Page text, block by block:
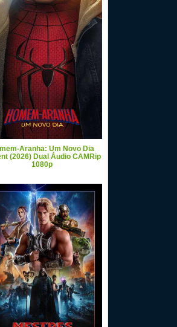
Aranha: Um Novo Dia
(2026) Dual Áudio CAMRip
1080p